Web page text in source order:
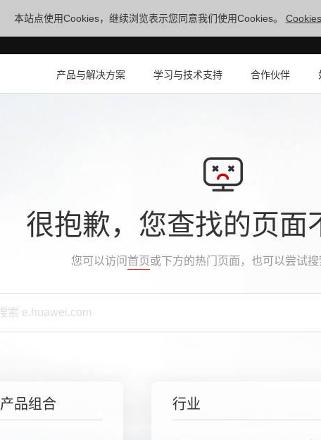
本站点使用Cookies，继续浏览表示您同意我们使用Cookies。
产品与解决方案 学习与技术支持 合作伙伴
很抱歉，您查找的页面
您可以访问 首页或下方的热门页面，也可以尝试
产品组合 行业